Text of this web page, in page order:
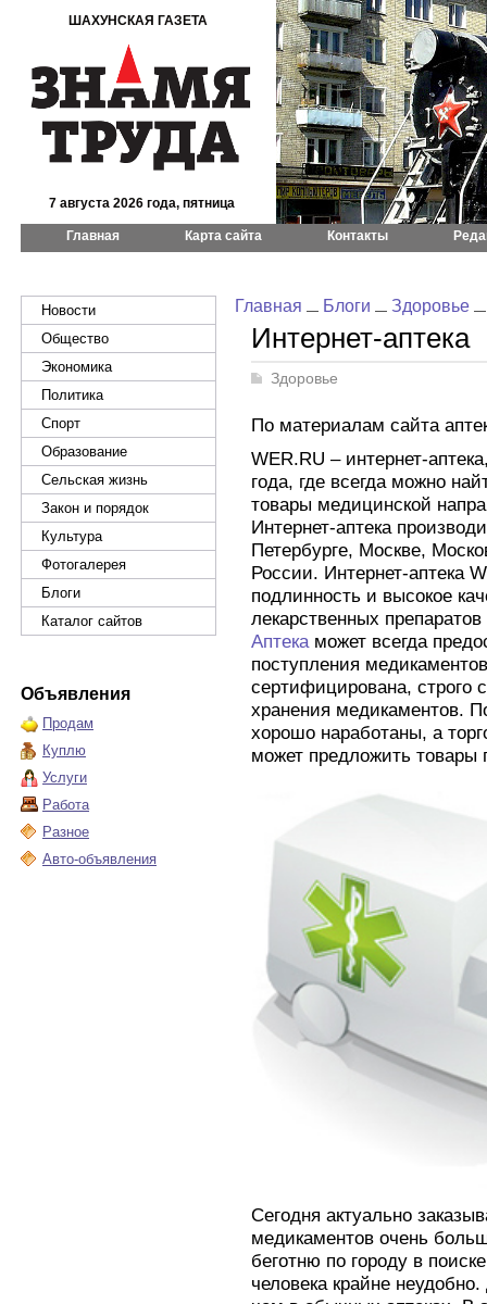
ШАХУНСКАЯ ГАЗЕТА
7 августа 2026 года, пятница
Главная Карта сайта Контакты
Новости
Общество
Экономика
Политика
Спорт
Образование
Сельская жизнь
Закон и порядок
Культура
Фотогалерея
Блоги
Каталог сайтов
Объявления
Продам
Куплю
Услуги
Работа
Разное
Авто-объявления
Главная Блоги Здоровье
Интернет-аптека
Здоровье
По материалам сайта
WER.RU – интернет-
года, где всегда можно
товары медицинской
Интернет-аптека
Петербурге, Москве,
России. Интернет-аптека
подлинность и высокое
лекарственных
Аптекаможет всегда
поступления
сертифицирована, строго
хранения медикаментов.
хорошо наработаны, а
может предложить
Сегодня актуально
медикаментов очень
беготню по городу в
человека крайне